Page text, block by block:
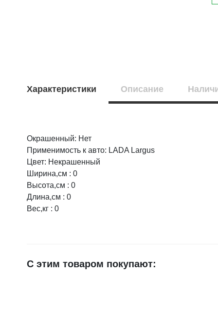
Характеристики Описание
Окрашенный: Нет
Применимость к авто: LADA Largus
Цвет: Некрашенный
Ширина,см : 0
Высота,см : 0
Длина,см : 0
Вес,кг : 0
Оцените товар:
Ваше имя
E-mail
С этим товаром покупают: